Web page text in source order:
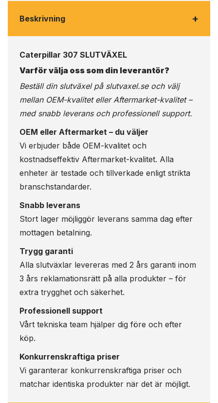
Beskrivning +
Caterpillar 307 SLUTVÄXEL
Varför välja oss som din leverantör?
Beställ din slutväxel på slutvaxel.seoch välj
mellan OEM-kvalitet eller Aftermarket-kvalitet –
med snabb leverans och professionell support.
OEM eller Aftermarket – du väljer
Vi erbjuder både OEM-kvalitet och
kostnadseffektiv Aftermarket-kvalitet. Alla
enheter är testade och tillverkade enligt strikta
branschstandarder.
Snabb leverans
Stort lager möjliggör leverans samma dag efter
mottagen betalning.
Trygg garanti
Alla slutväxlar levereras med 2 års garanti inom
3 års reklamationsrätt på alla produkter – för
extra trygghet och säkerhet.
Professionell support
Vårt tekniska team hjälper dig före och efter
köp.
Konkurrenskraftiga priser
Vi garanterar konkurrenskraftiga priser och
matchar identiska produkter när det är möjligt.